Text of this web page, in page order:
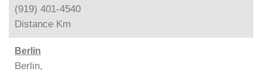
(919) 401-4540
Distance Km
Berlin
Berlin,